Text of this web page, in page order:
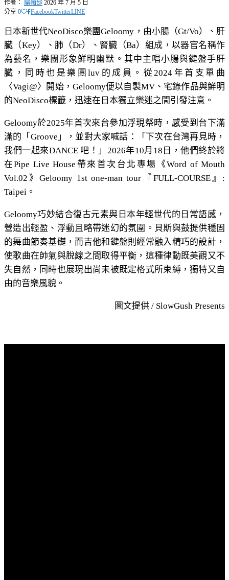
作者： 編輯部 2026 年 7 月 5 日
分享 0 FacebookTwitterLINE
日本新世代NeoDisco樂團Geloomy，由小腸（Gt/Vo）、肝
臓（Key）、肺（Dr）、腎臓（Ba）組成，以器官名稱作
為藝名，樂團形象鮮明幽默。其中主唱小腸與鍵盤手肝
臓，同時也是樂團luv的成員。從2024年首支單曲
〈Vagi@〉開始，Geloomy便以自製MV、宅錄作品與鮮明
的NeoDisco標籤，迅速在日本獨立樂迷之間引發注意。
Geloomy於2025年首次來台參加浮現祭時，感受到台下滿
滿的「Groove」，並對大家喊話：「下次在台灣再見時，
我們一起來DANCE 吧！」2026年10月18日，他們終於將
在Pipe Live House帶來首次台北專場《Word of Mouth
Vol.02》Geloomy 1st one-man tour『FULL-COURSE』:
Taipei。
Geloomy巧妙結合復古元素與日本年輕世代的日常語感，
營造出輕盈、浮動且略帶迷幻的氛圍。貝斯與鼓提供穩固
的舞曲節奏基礎，而吉他和鍵盤則經常融入精巧的設計，
使歌曲在帥氣與脫線之間取得平衡，這種律動既美觀又不
失自然，同時也展現出尚未被既定格式所束縛，獨特又自
由的音樂風貌。
圖文提供 / SlowGush Presents